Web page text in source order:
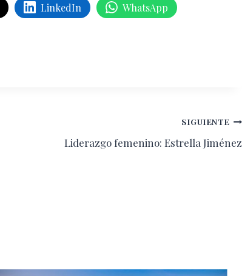
LinkedIn WhatsApp
SIGUIENTE
Liderazgo femenino: Estrella Jiménez